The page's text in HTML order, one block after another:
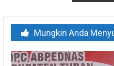
Mungkin Anda